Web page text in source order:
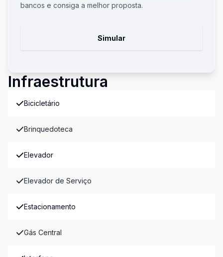
bancos e consiga a melhor proposta.
Simular
Infraestrutura
Bicicletário
Brinquedoteca
Elevador
Elevador de Serviço
Estacionamento
Gás Central